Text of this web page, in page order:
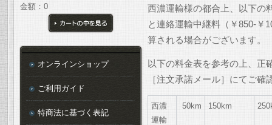
西濃運輸様の都合上、以下の
と連絡運輸中継料（￥850-￥
算される場合がございます。
以下の料金表を参考の上、正
［注文承諾メール］にてご確
西濃
運輸
50km 150km
金額：0
オンラインショップ
ご利用ガイド
特商法に基づく表記